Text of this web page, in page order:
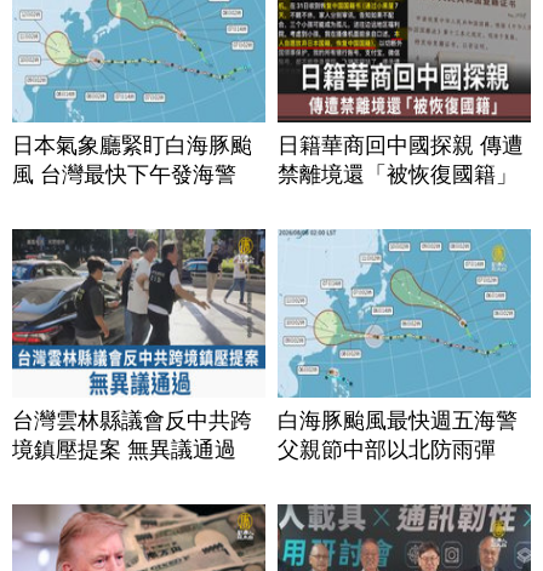
日本氣象廳緊盯白海豚颱
風 台灣最快下午發海警
日籍華商回中國探親 傳遭
禁離境還「被恢復國籍」
台灣雲林縣議會反中共跨
境鎮壓提案 無異議通過
白海豚颱風最快週五海警
父親節中部以北防雨彈